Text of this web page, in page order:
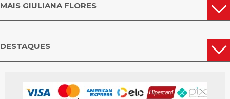
MAIS GIULIANA FLORES
DESTAQUES